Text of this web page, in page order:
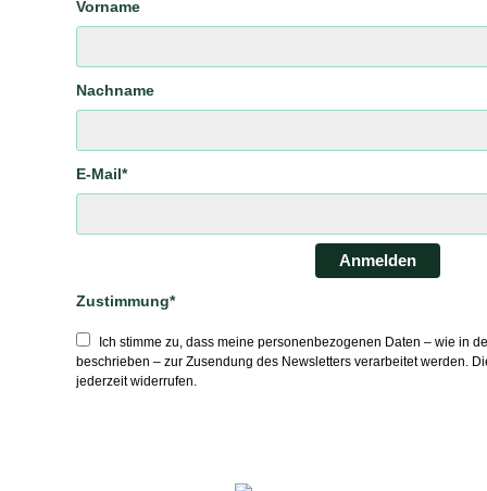
Vorname
Nachname
E-Mail*
Anmelden
Zustimmung*
Ich stimme zu, dass meine personenbezogenen Daten – wie in
beschrieben – zur Zusendung des Newsletters verarbeitet werden.
jederzeit widerrufen.